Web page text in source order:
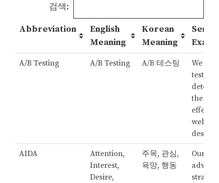
검색:
Abbreviation
English
Meaning
Korean
Meaning
A/B Testing A/B Testing A/B 테스팅
We
testing
the
design.
AIDA
Attention,
Interest,
Desire,
주목, 관심,
욕망, 행동
Our